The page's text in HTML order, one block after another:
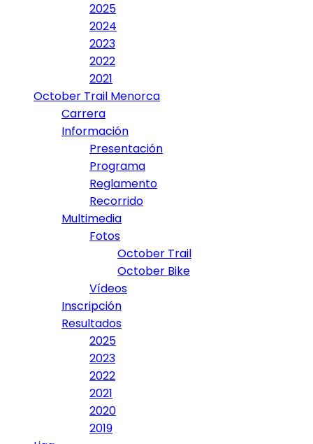
2025
2024
2023
2022
2021
October Trail Menorca
Carrera
Información
Presentación
Programa
Reglamento
Recorrido
Multimedia
Fotos
October Trail
October Bike
Vídeos
Inscripción
Resultados
2025
2023
2022
2021
2020
2019